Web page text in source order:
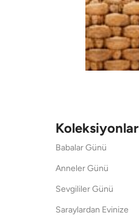
Koleksiyonlar
Babalar Günü
Anneler Günü
Sevgililer Günü
Saraylardan Evinize